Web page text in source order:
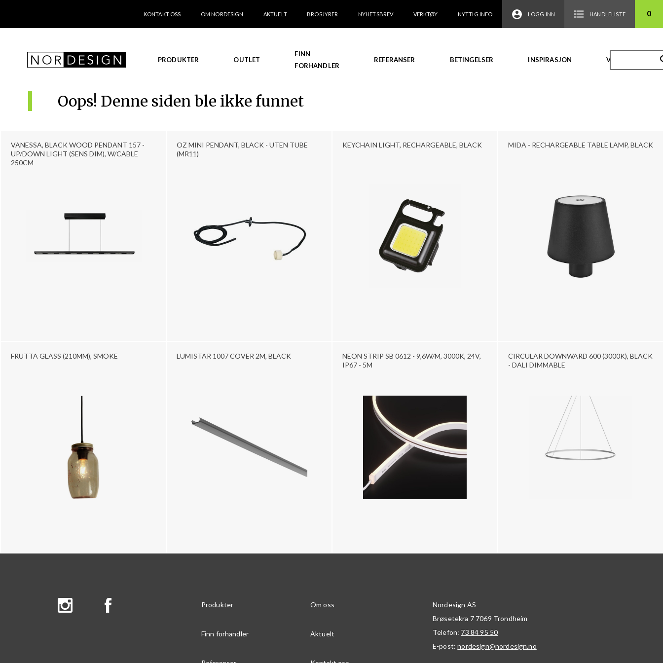
KONTAKT OSS OM NORDESIGN AKTUELT BROSJYRER NYHETSBREV VERKTØY NYTTIG INFO LOGG INN HANDLELISTE 0
PRODUKTER OUTLET
FINN
FORHANDLER
REFERANSER BETINGELSER INSPIRASJON VIDEO
Oops! Denne siden ble ikke funnet
VANESSA, BLACK WOOD PENDANT 157 -
UP/DOWN LIGHT (SENS DIM), W/CABLE
250CM
OZ MINI PENDANT, BLACK - UTEN TUBE
(MR11)
KEYCHAIN LIGHT, RECHARGEABLE, BLACK MIDA - RECHARGEABLE TABLE LAMP, BLACK
FRUTTA GLASS (210MM), SMOKE LUMISTAR 1007 COVER 2M, BLACK
NEON STRIP SB 0612 - 9,6W/M, 3000K, 24V,
IP67 - 5M
CIRCULAR DOWNWARD 600 (3000K), BLACK
- DALI DIMMABLE
Produkter Om oss
Finn forhandler Aktuelt
Nordesign AS
Brøsetekra 7 7069 Trondheim
Telefon: 73 84 95 50
E-post:nordesign@nordesign.no